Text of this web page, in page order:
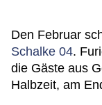
Den Februar
Schalke 04.
die Gäste aus
Halbzeit, am